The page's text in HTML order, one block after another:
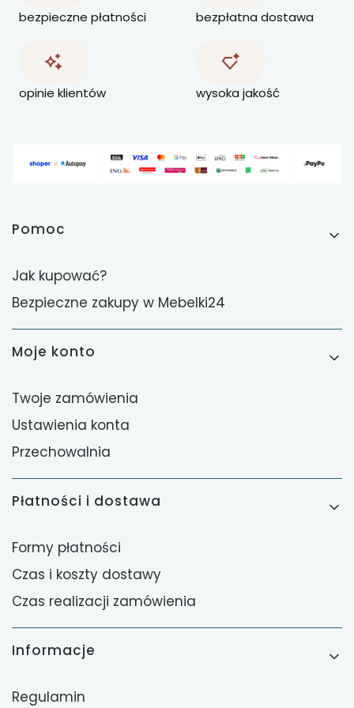
bezpieczne płatności bezpłatna dostawa
opinie klientów wysoka jakość
Linki w stopce
Pomoc
Jak kupować?
Bezpieczne zakupy w Mebelki24
Moje konto
Twoje zamówienia
Ustawienia konta
Przechowalnia
Płatności i dostawa
Formy płatności
Czas i koszty dostawy
Czas realizacji zamówienia
Informacje
Regulamin